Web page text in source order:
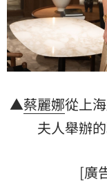
▲蔡麗娜從上
夫人舉辦
[廣